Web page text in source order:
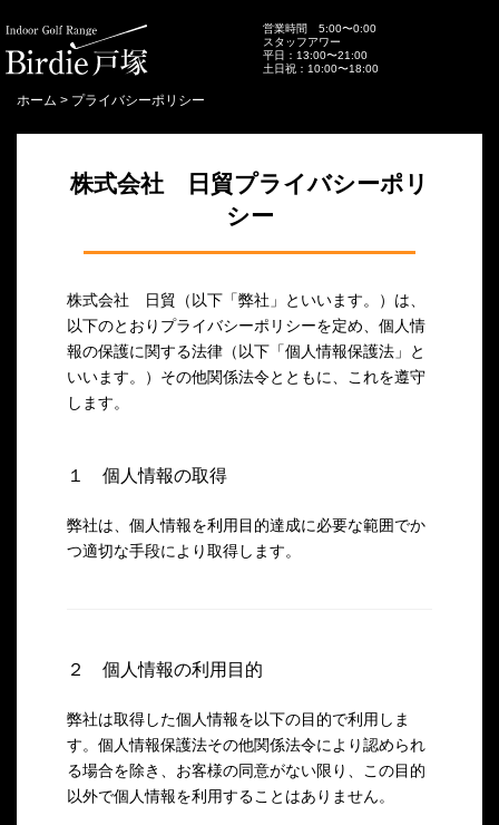
営業時間 5:00〜0:00
スタッフアワー
平日：13:00〜21:00
土日祝：10:00〜18:00
ホーム > プライバシーポリシー
株式会社 日貿プライバシーポリ
シー
株式会社 日貿（以下「弊社」といいます。）は、
以下のとおりプライバシーポリシーを定め、個人情
報の保護に関する法律（以下「個人情報保護法」と
いいます。）その他関係法令とともに、これを遵守
します。
１ 個人情報の取得
弊社は、個人情報を利用目的達成に必要な範囲でか
つ適切な手段により取得します。
２ 個人情報の利用目的
弊社は取得した個人情報を以下の目的で利用しま
す。個人情報保護法その他関係法令により認められ
る場合を除き、お客様の同意がない限り、この目的
以外で個人情報を利用することはありません。